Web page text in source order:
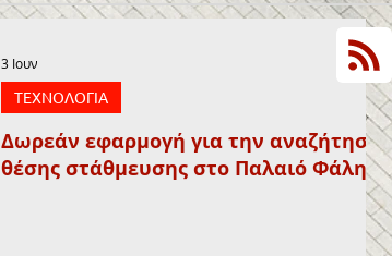
Δωρεάν εφαρμογή για την αναζήτηση
θέσης στάθμευσης στο Παλαιό Φάληρο
ΤΕΧΝΟΛΟΓΙΑ
3 Ιουν